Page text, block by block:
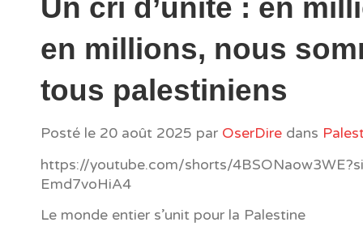
Un cri d’unité : en
en millions, nous
tous palestiniens
Posté le 20 août 2025 par OserDire dans
https://youtube.com/shorts/
Emd7voHiA4
Le monde entier s’unit pour la Palestine